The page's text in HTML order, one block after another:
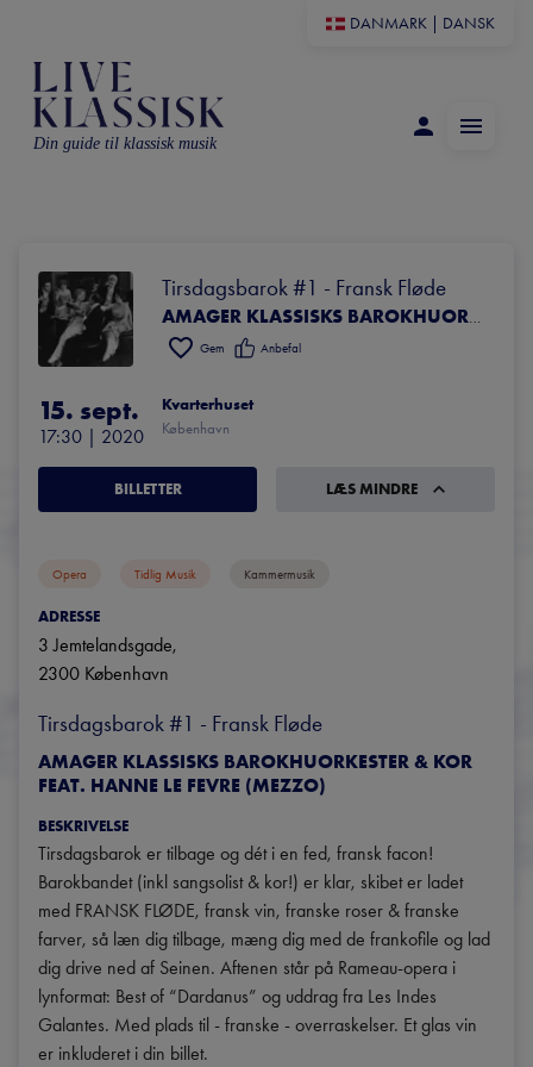
DANMARK DANSK
Din guide til klassisk musik
Tirsdagsbarok #1 - Fransk Fløde
AMAGER KLASSISKS BAROKHUORKESTER & KOR FEAT. HANNE LE FEVRE (MEZZO)
Gem Anbefal
15. sept.
17:30 | 2020
Kvarterhuset
København
BILLETTER LÆS MINDRE
Opera Tidlig Musik Kammermusik
ADRESSE
3 Jemtelandsgade,
2300 København
Tirsdagsbarok #1 - Fransk Fløde
AMAGER KLASSISKS BAROKHUORKESTER & KOR
FEAT. HANNE LE FEVRE (MEZZO)
BESKRIVELSE
Tirsdagsbarok er tilbage og dét i en fed, fransk facon!
Barokbandet (inkl sangsolist & kor!) er klar, skibet er ladet
med FRANSK FLØDE, fransk vin, franske roser & franske
farver, så læn dig tilbage, mæng dig med de frankofile og lad
dig drive ned af Seinen. Aftenen står på Rameau-opera i
lynformat: Best of “Dardanus” og uddrag fra Les Indes
Galantes. Med plads til - franske - overraskelser. Et glas vin
er inkluderet i din billet.